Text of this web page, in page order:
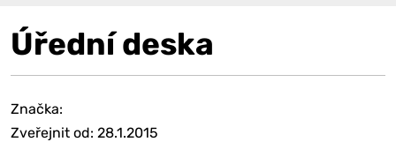
Úřední deska
Značka:
Zveřejnit od: 28.1.2015